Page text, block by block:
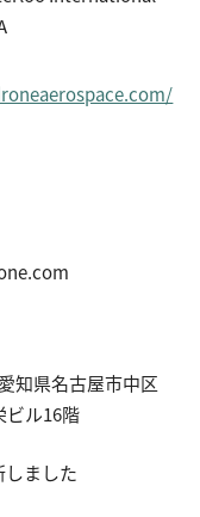
知県名古屋市中区
ビル16階
ました